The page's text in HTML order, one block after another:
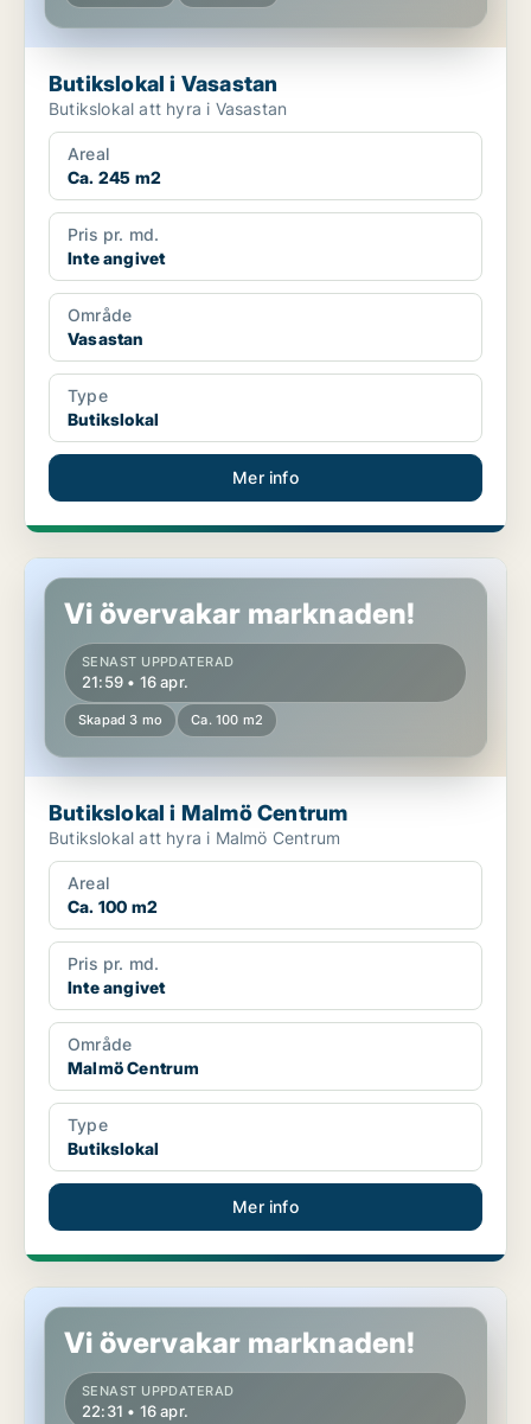
Butikslokal i Vasastan
Butikslokal att hyra i Vasastan
Areal
Ca. 245 m2
Pris pr. md.
Inte angivet
Område
Vasastan
Type
Butikslokal
Mer info
Butikslokal i Malmö Centrum
Vi övervakar marknaden!
SENAST UPPDATERAD
21:59 • 16 apr.
Skapad 3 mo Ca. 100 m2
Butikslokal i Malmö Centrum
Butikslokal att hyra i Malmö Centrum
Areal
Ca. 100 m2
Pris pr. md.
Inte angivet
Område
Malmö Centrum
Type
Butikslokal
Mer info
Butikslokal i Kirseberg
Vi övervakar marknaden!
SENAST UPPDATERAD
22:31 • 16 apr.